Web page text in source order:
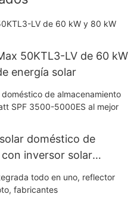
50KTL3-LV de 60 kW
energía solar
doméstico de
inversor solar
al mejor precio